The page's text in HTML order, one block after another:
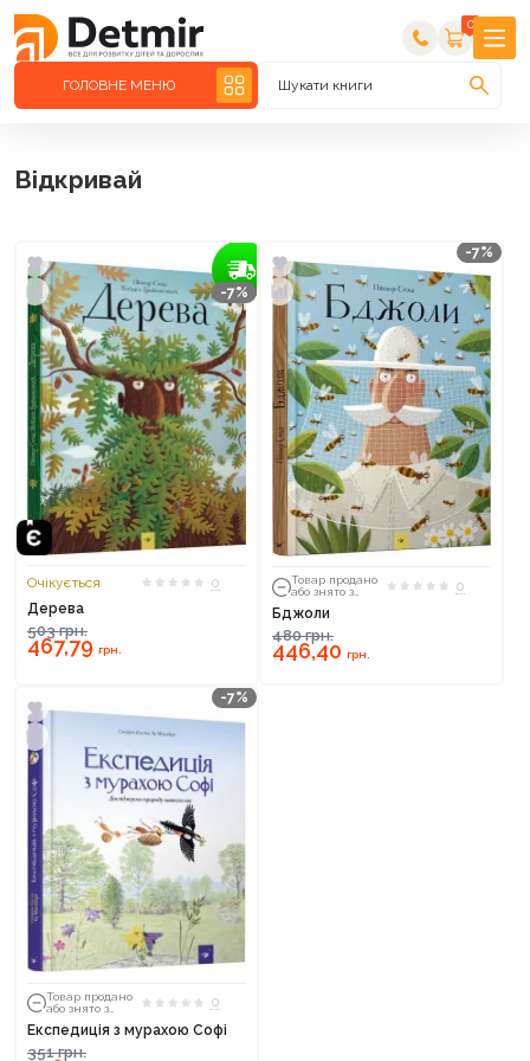
0
ГОЛОВНЕ МЕНЮ Шукати книги
Відкривай
-7%
Очікується
0
Дерева
503грн.
467,79 грн.
-7%
Товар продано
або знято з
0
Бджоли
480грн.
446,40 грн.
-7%
Товар продано
або знято з
0
Експедиція з мурахою Софі
351грн.
Продовжити покупки
Оформити замовлення